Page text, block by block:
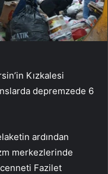
Kızkalesi
depremzede 6
ardından
merkezlerinde
cenneti Fazilet